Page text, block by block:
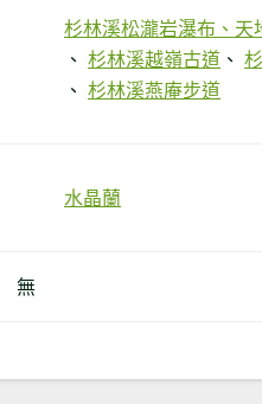
杉林溪松瀧岩瀑布、天
杉林溪越嶺古道
杉林溪燕庵步道
水晶蘭
無